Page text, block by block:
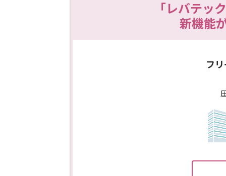
「レバテッ
新機能
フ